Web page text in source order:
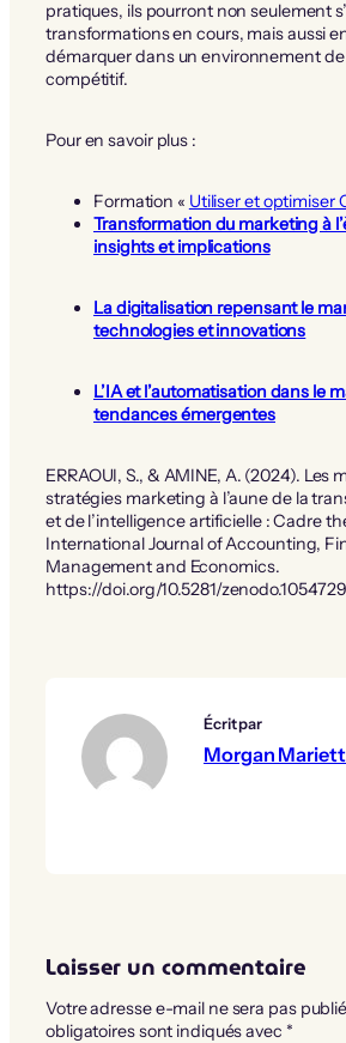
pratiques, ils pourront non seulement
transformations en cours, mais aussi
démarquer dans un environnement
compétitif.
Pour en savoir plus :
Formation « Utiliser et optimiser
Transformation du marketing à
insights et implications
La digitalisation repensant le
technologies et innovations
L’IA et l’automatisation dans le
tendances émergentes
ERRAOUI, S., & AMINE, A. (2024). Les
stratégies marketing à l’aune de la
et de l’intelligence artificielle : Cadre
International Journal of Accounting,
Management and Economics.
https://doi.org/10.5281/
Écrit par
Morgan
Laisser un commentaire
Votre adresse e-mail ne sera pas
obligatoires sont indiqués avec *